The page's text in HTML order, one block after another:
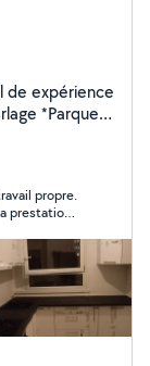
de expérience
propre.
prestation.